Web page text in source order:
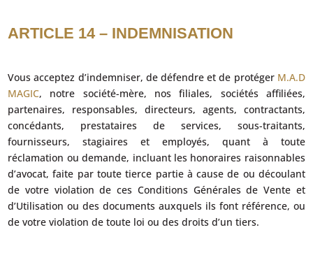
ARTICLE 14 – INDEMNISATION
Vous acceptez d’indemniser, de défendre et de protéger M.A.D
MAGIC, notre société-mère, nos filiales, sociétés affiliées,
partenaires, responsables, directeurs, agents, contractants,
concédants, prestataires de services, sous-traitants,
fournisseurs, stagiaires et employés, quant à toute
réclamation ou demande, incluant les honoraires raisonnables
d’avocat, faite par toute tierce partie à cause de ou découlant
de votre violation de ces Conditions Générales de Vente et
d’Utilisation ou des documents auxquels ils font référence, ou
de votre violation de toute loi ou des droits d’un tiers.